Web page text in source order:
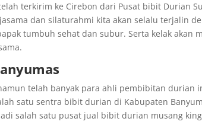
terkirim ke Cirebon dari Pusat bibit Durian
dan silaturahmi kita akan selalu terjalin
tumbuh sehat dan subur. Serta kelak akan
telah banyak para ahli pembibitan durian
satu sentra bibit durian di Kabupaten
salah satu pusat jual bibit durian musang